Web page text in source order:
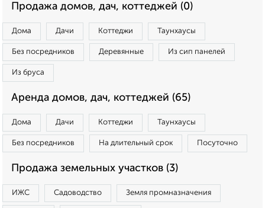
Продажа домов, дач, коттеджей (0)
Дома Дачи Коттеджи Таунхаусы
Без посредников Деревянные Из сип панелей
Из бруса
Аренда домов, дач, коттеджей (65)
Дома Дачи Коттеджи Таунхаусы
Без посредников На длительный срок Посуточно
Продажа земельных участков (3)
ИЖС Садоводство Земля промназначения